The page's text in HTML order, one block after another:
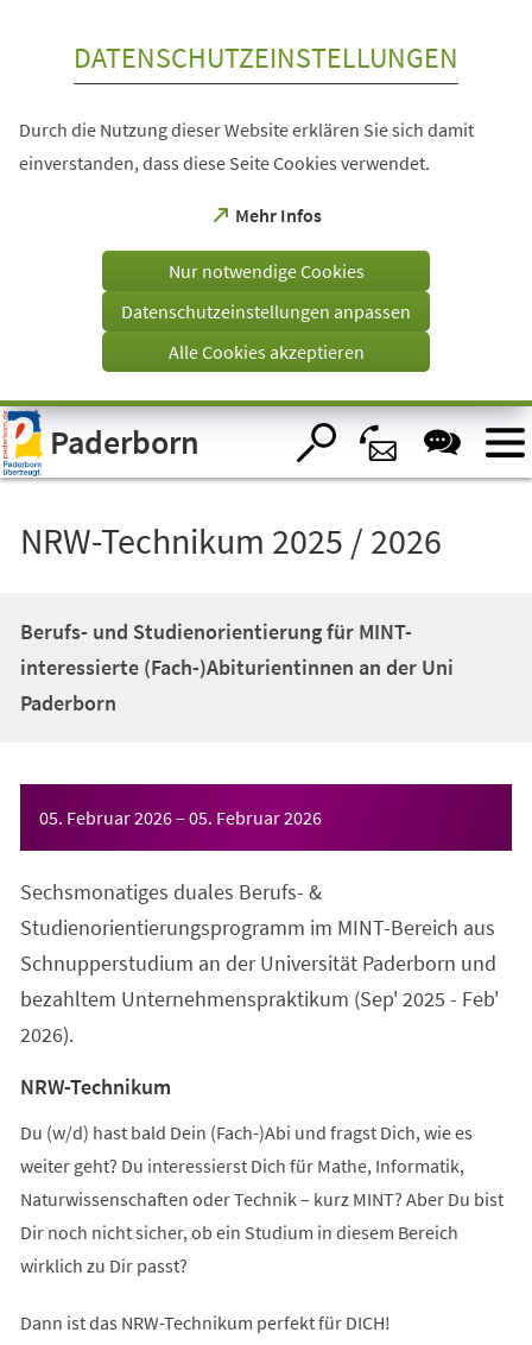
Visuelle
Assistenzsoftware
öffnen.
DATENSCHUTZEINSTELLUNGEN
Durch die Nutzung dieser Website erklären Sie sich damit
einverstanden, dass diese Seite Cookies verwendet.
Mehr Infos
(Öffnet
einem
Tab)
Nur notwendige Cookies
Datenschutzeinstellungen anpassen
Alle Cookies akzeptieren
Paderborn
NRW-Technikum 2025 / 2026
Berufs- und Studienorientierung für MINT-
interessierte (Fach-)Abiturientinnen an der Uni
Paderborn
05. Februar 2026– 05. Februar 2026
Sechsmonatiges duales Berufs- &
Studienorientierungsprogramm im MINT-Bereich aus
Schnupperstudium an der Universität Paderborn und
bezahltem Unternehmenspraktikum (Sep' 2025 - Feb'
2026).
NRW-Technikum
Du (w/d) hast bald Dein (Fach-)Abi und fragst Dich, wie es
weiter geht? Du interessierst Dich für Mathe, Informatik,
Naturwissenschaften oder Technik – kurz MINT? Aber Du bist
Dir noch nicht sicher, ob ein Studium in diesem Bereich
wirklich zu Dir passt?
Dann ist das NRW-Technikum perfekt für DICH!